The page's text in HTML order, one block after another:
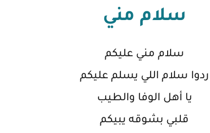
سلام مني
سلام مني عليكم
ردوا سلام اللي يسلم عليكم
يا أهل الوفا والطيب
قلبي بشوقه يبيكم